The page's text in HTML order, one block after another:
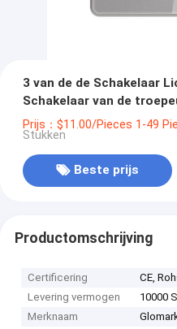
3 van de de Schakelaar
Schakelaar van de
Slimme Controle van de
WiFi
Prijs：$11.00/Pieces 1-49
Stukken
Beste prijs
Productomschrijving
Certificering
CE,
Levering vermogen
10000
Merknaam